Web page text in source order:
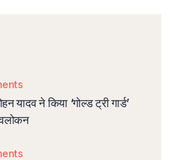
यादव ने किया ‘गोल्ड ट्री गार्ड’